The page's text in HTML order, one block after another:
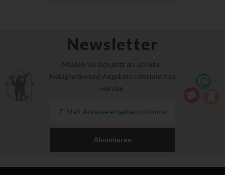
Newsletter
Melden Sie sich jetzt an, um über
Neuigkeiten und Angebote informiert zu
werden.
Abonnieren